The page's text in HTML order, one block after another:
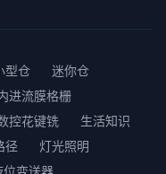
型仓
迷你仓
进流膜格栅
控花键铣
生活知识
径
灯光照明